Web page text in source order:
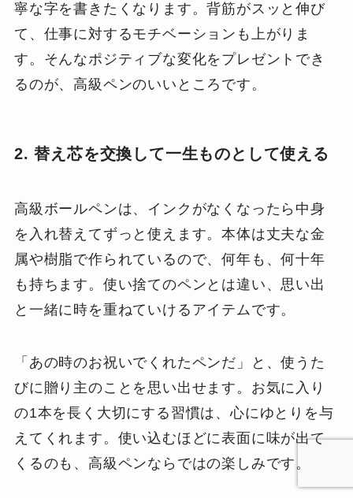
寧な字を書きたくなります。背筋がスッと伸び
て、仕事に対するモチベーションも上がりま
す。そんなポジティブな変化をプレゼントでき
るのが、高級ペンのいいところです。
2. 替え芯を交換して一生ものとして使える
高級ボールペンは、インクがなくなったら中身
を入れ替えてずっと使えます。本体は丈夫な金
属や樹脂で作られているので、何年も、何十年
も持ちます。使い捨てのペンとは違い、思い出
と一緒に時を重ねていけるアイテムです。
「あの時のお祝いでくれたペンだ」と、使うた
びに贈り主のことを思い出せます。お気に入り
の1本を長く大切にする習慣は、心にゆとりを与
えてくれます。使い込むほどに表面に味が出て
くるのも、高級ペンならではの楽しみです。